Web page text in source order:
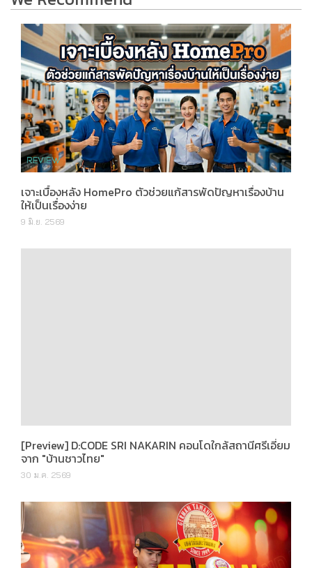
เจาะเบื้องหลัง HomePro ตัวช่วยแก้สารพัดปัญหาเรื่องบ้าน
ให้เป็นเรื่องง่าย
9 มิ.ย. 2569
[Preview] D:CODE SRI NAKARIN คอนโดใกล้สถานีศรีเอี่ยม
จาก "บ้านชาวไทย"
30 ม.ค. 2569